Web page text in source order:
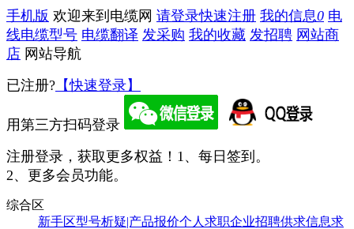
手机版 欢迎来到电缆网 请登录快速注册 我的信息0 电
线电缆型号 电缆翻译 发采购 我的收藏 发招聘 网站商
店 网站导航
已注册? 【快速登录】
用第三方扫码登录
注册登录，获取更多权益！ 1、每日签到。
2、更多会员功能。
综合区
新手区型号析疑|产品报价个人求职企业招聘供求信息求